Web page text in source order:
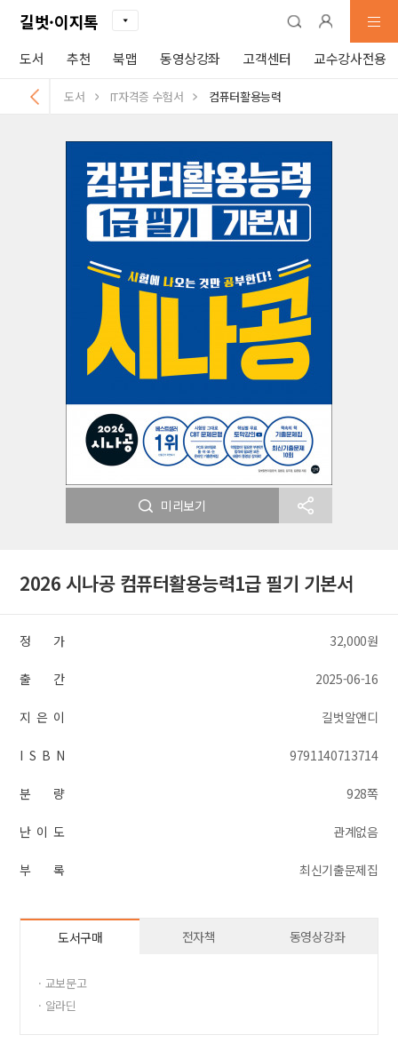
길벗·이지톡
도서 추천 북맵 동영상강좌 고객센터 교수강사전용
도서 IT자격증 수험서 컴퓨터활용능력
미리보기
2026 시나공 컴퓨터활용능력1급 필기 기본서
정 가 32,000원
출 간 2025-06-16
지 은 이 길벗알앤디
I S B N 9791140713714
분 량 928쪽
난 이 도 관계없음
부 록 최신기출문제집
도서구매 전자책 동영상강좌
· 교보문고
· 알라딘